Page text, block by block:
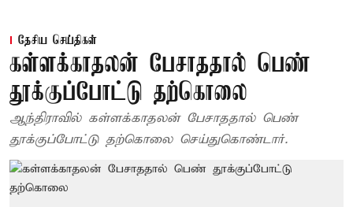
தேசிய செய்திகள்
கள்ளக்காதலன் பேசாததால் பெண்
தூக்குப்போட்டு தற்கொலை
ஆந்திராவில் கள்ளக்காதலன் பேசாததால் பெண்
தூக்குப்போட்டு தற்கொலை செய்துகொண்டார்.